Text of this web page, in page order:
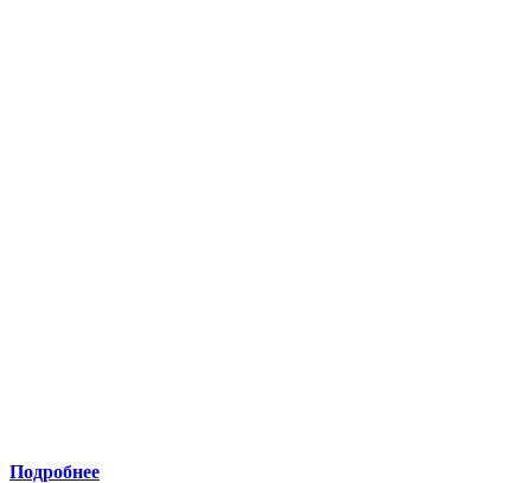
Подробнее